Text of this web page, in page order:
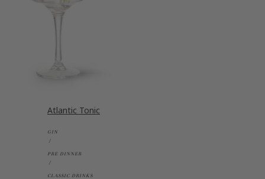
Atlantic Tonic
GIN
PRE DINNER
CLASSIC DRINKS